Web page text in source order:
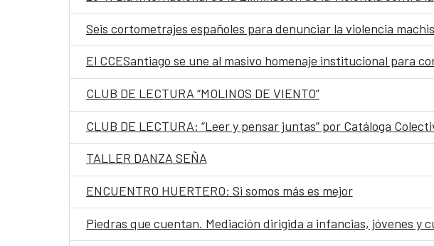
Seis cortometrajes españoles para denunciar la violencia
El CCESantiago se une al masivo homenaje institucional para
CLUB DE LECTURA “MOLINOS DE VIENTO”
CLUB DE LECTURA: “Leer y pensar juntas” por Catáloga
TALLER DANZA SEÑA
ENCUENTRO HUERTERO: Si somos más es mejor
Piedras que cuentan. Mediación dirigida a infancias, jóvenes y